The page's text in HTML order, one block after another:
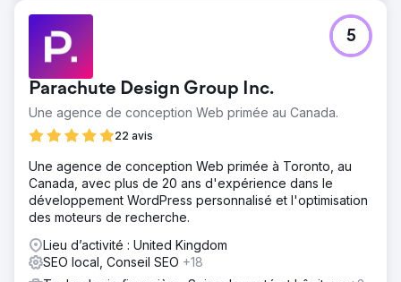
Parachute Design Group Inc.
Une agence de conception Web primée au Canada.
22 avis
5
Une agence de conception Web primée à Toronto, au
Canada, avec plus de 20 ans d'expérience dans le
développement WordPress personnalisé et l'optimisation
des moteurs de recherche.
Lieu d’activité : United Kingdom
SEO local, Conseil SEO +18